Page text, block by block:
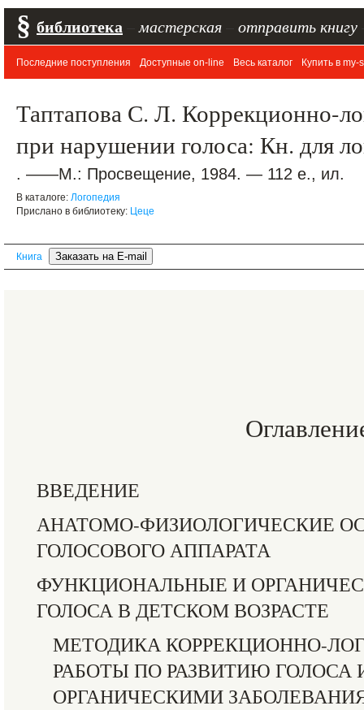
§ библиотека мастерская отправить книгу
Последние поступления Доступные on-line Весь каталог Купить в my-
Таптапова С. Л. Коррекционно-
при нарушении голоса: Кн. для
. ——М.: Просвещение, 1984. — 112 е., ил.
В каталоге: Логопедия
Прислано в библиотеку: Цеце
Книга
ВВЕДЕНИЕ
АНАТОМО-ФИЗИОЛОГИЧЕСКИЕ
ГОЛОСОВОГО АППАРАТА
ФУНКЦИОНАЛЬНЫЕ И
ГОЛОСА В ДЕТСКОМ ВОЗРАСТЕ
МЕТОДИКА КОРРЕКЦИОННО-
РАБОТЫ ПО РАЗВИТИЮ ГОЛОСА
ОРГАНИЧЕСКИМИ